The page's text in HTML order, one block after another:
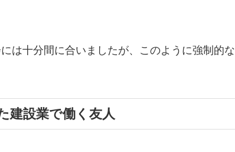
は十分間に合いましたが、このように強制的な
建設業で働く友人